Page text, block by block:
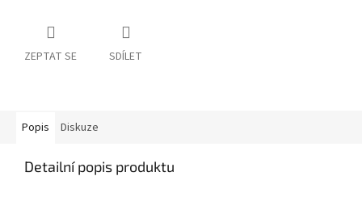
ZEPTAT SE SDÍLET
Popis Diskuze
Detailní popis produktu